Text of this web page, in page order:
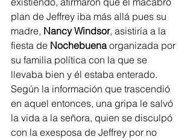
plan de Jeffrey iba más allá pues su
madre, Nancy Windsor, asistiría a la
fiesta de Nochebuena organizada por
su familia política con la que se
llevaba bien y él estaba enterado.
Según la información que trascendió
en aquel entonces, una gripa le salvó
la vida a la señora, quien se disculpó
con la exesposa de Jeffrey por no